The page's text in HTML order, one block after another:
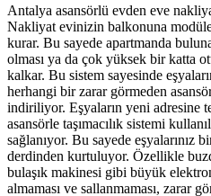
Antalya asansörlü evden eve
Nakliyat evinizin balkonuna
kurar. Bu sayede apartmanda
olması ya da çok yüksek bir katta
kalkar. Bu sistem sayesinde
herhangi bir zarar görmeden
indiriliyor. Eşyaların yeni adresine
asansörle taşımacılık sistemi
sağlanıyor. Bu sayede eşyalarınız
derdinden kurtuluyor. Özellikle
bulaşık makinesi gibi büyük
almaması ve sallanmaması, zarar